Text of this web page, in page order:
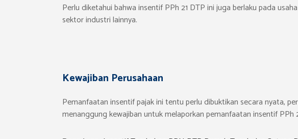
Perlu diketahui bahwa insentif PPh 21 DTP ini juga berlaku pada
sektor industri lainnya.
Kewajiban Perusahaan
Pemanfaatan insentif pajak ini tentu perlu dibuktikan secara nyata,
menanggung kewajiban untuk melaporkan pemanfaatan insentif PPh